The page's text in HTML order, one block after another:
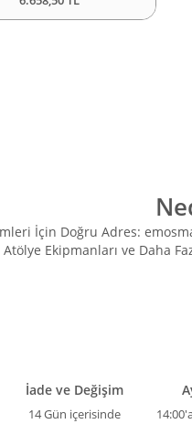
İçin Doğru Adres:
Ekipmanları ve Daha
İade ve Değişim
14 Gün içerisinde